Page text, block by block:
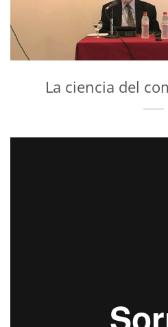
La ciencia del